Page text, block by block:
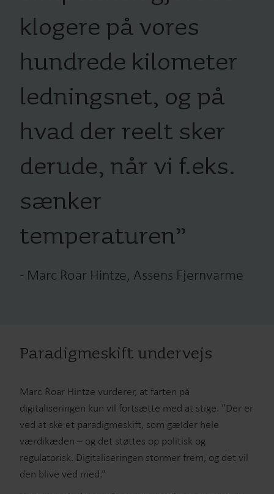
klogere på vores
hundrede kilometer
ledningsnet, og på
hvad der reelt sker
derude, når vi f.eks.
sænker
temperaturen”
- Marc Roar Hintze, Assens Fjernvarme
Paradigmeskift undervejs
Marc Roar Hintze vurderer, at farten på
digitaliseringen kun vil fortsætte med at stige. ”Der er
ved at ske et paradigmeskift, som gælder hele
værdikæden – og det støttes op politisk og
regulatorisk. Digitaliseringen stormer frem, og det vil
den blive ved med.”